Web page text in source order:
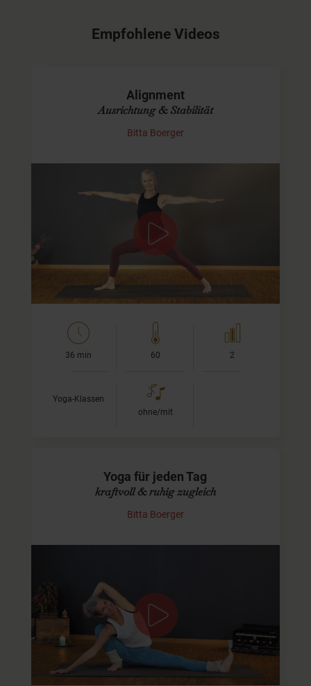
Empfohlene Videos
Alignment
Ausrichtung & Stabilität
Bitta Boerger
Klarheit, Länge und Stabilität durch
präzise Ausrichtung
In dieser Yoga-Praxis lade ich Dich ein, Dich bewusst mit
Deiner Ausrichtung im Körper zu beschäftigen und mehr
36 min 60 2
Yoga-Klassen
ohne/mit
Yoga für jeden Tag
kraftvoll & ruhig zugleich
Bitta Boerger
leicht fortgeschritten
Dieses Vinyasa Sequenz enthält alle wesentlichen
Elemente des Yoga: sie kräftigt und mobilisiert Dich ein
mal durch und gibt Dir dennoch Zeit für Ruhe und
Entspannung. So…